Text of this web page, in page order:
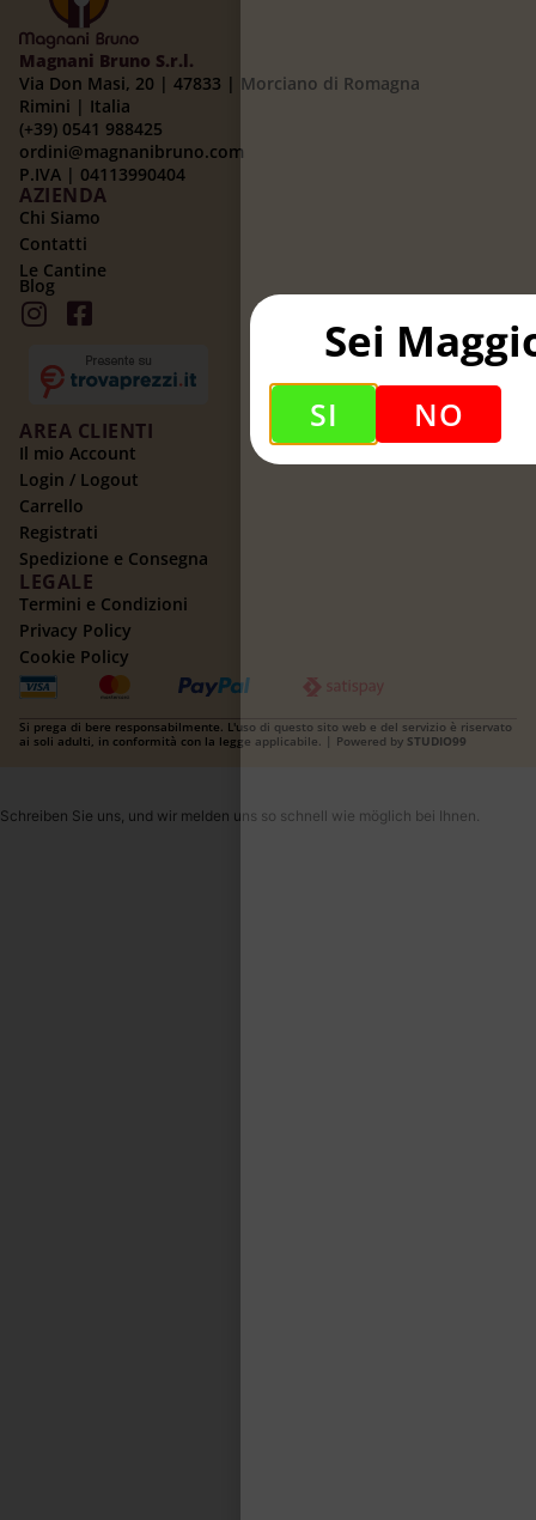
Magnani Bruno S.r.l.
Via Don Masi, 20 | 47833 | Morciano di Romagna
Rimini | Italia
(+39) 0541 988425
ordini@magnanibruno.com
P.IVA | 04113990404
AZIENDA
Chi Siamo
Contatti
Le Cantine
Blog
AREA CLIENTI
Il mio Account
Login / Logout
Carrello
Registrati
Spedizione e Consegna
LEGALE
Termini e Condizioni
Privacy Policy
Cookie Policy
Si prega di bere responsabilmente. L'uso di questo sito web e del servizio è riservato
ai soli adulti, in conformità con la legge applicabile. | Powered by STUDIO99
Schreiben Sie uns, und wir melden uns so schnell wie möglich bei Ihnen.
Sei
SI NO